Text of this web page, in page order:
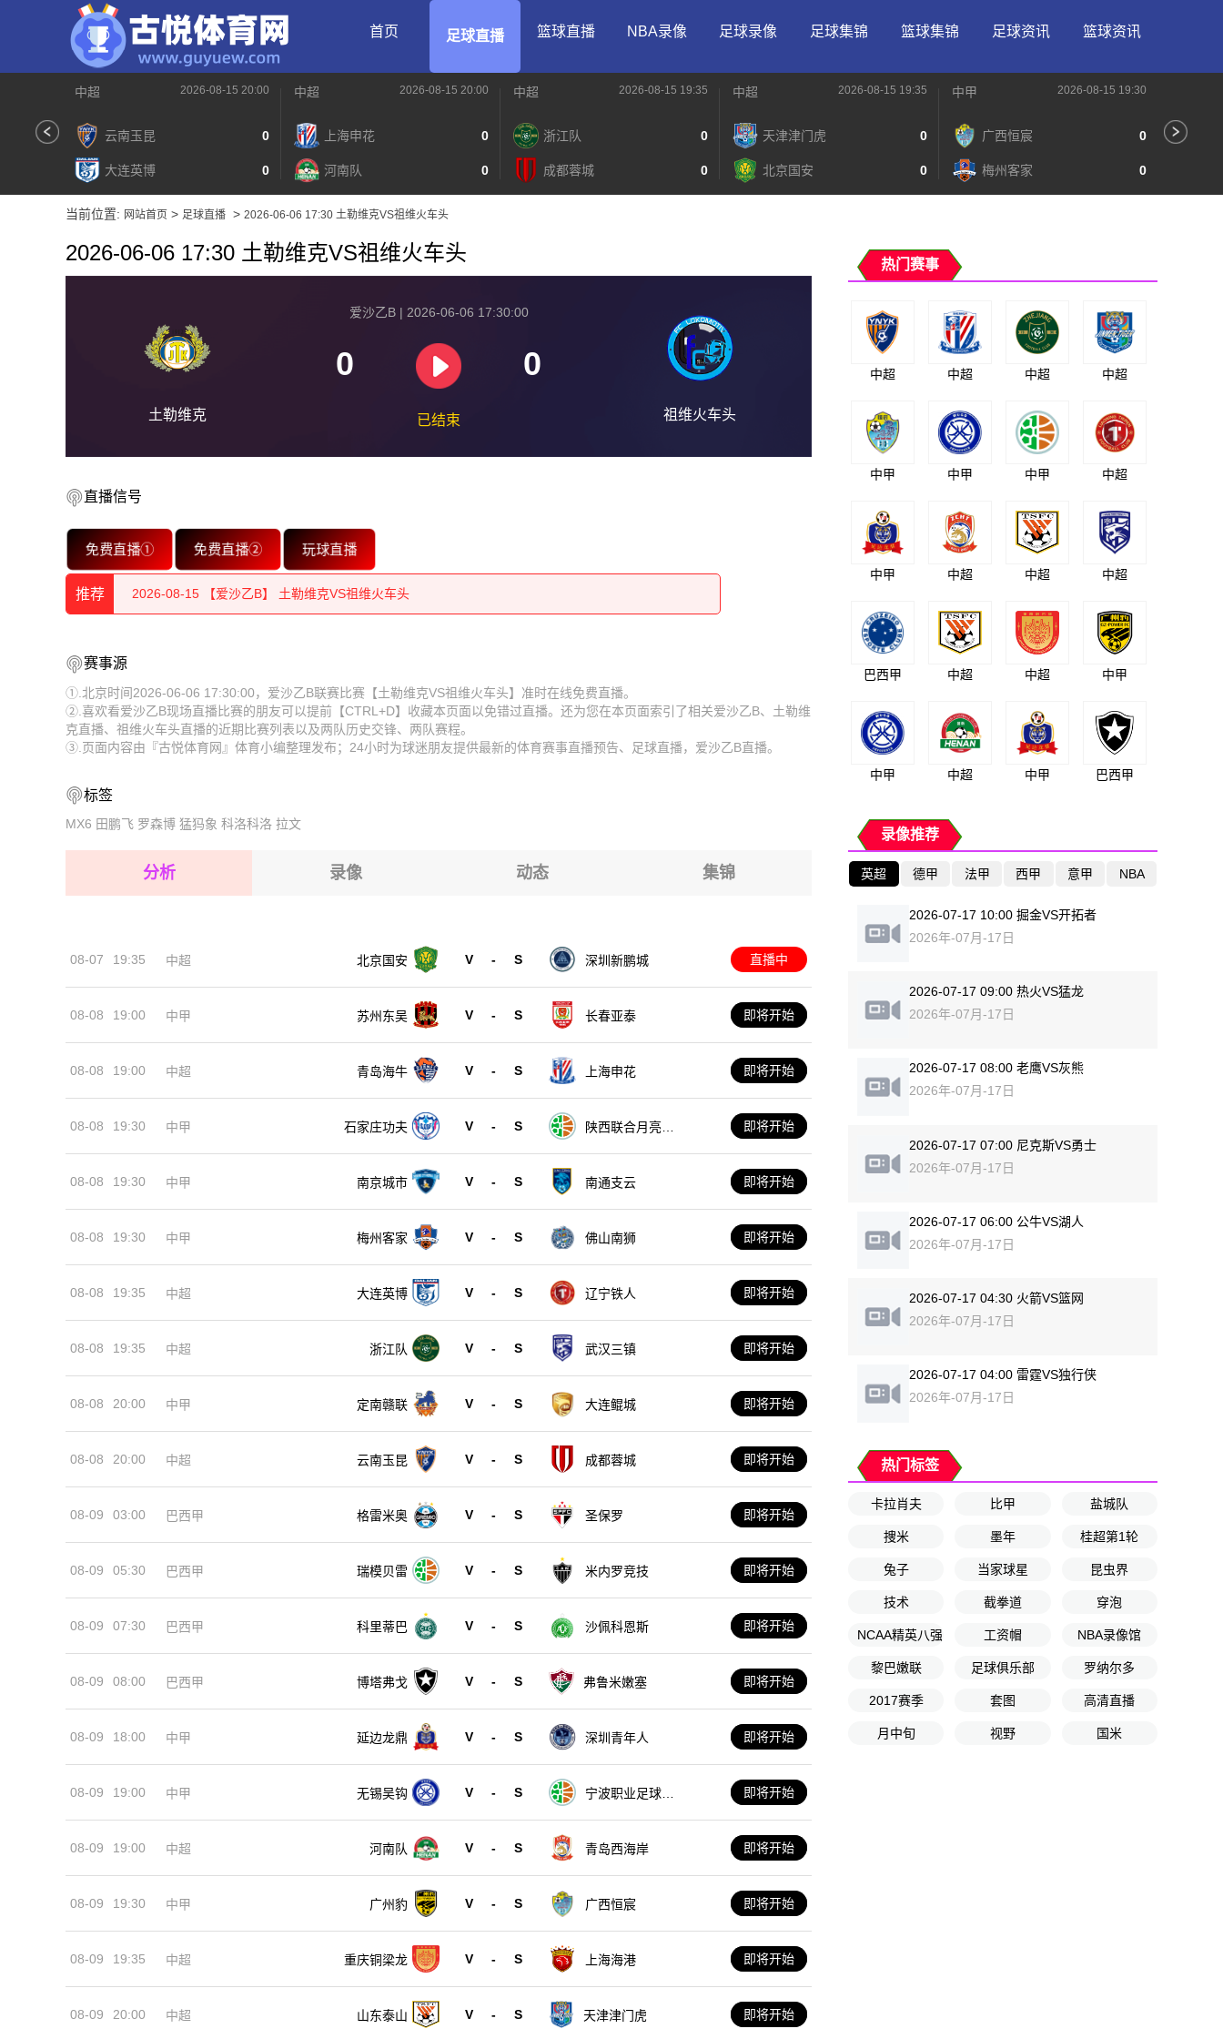
首页 足球直播 篮球直播 NBA录像 足球录像 足球集锦 篮球集锦 足球资讯 篮球资讯
中超 2026-08-15 20:00
云南玉昆 0
大连英博 0
中超 2026-08-15 20:00
上海申花 0
河南队 0
中超 2026-08-15 19:35
浙江队 0
成都蓉城 0
中超 2026-08-15 19:35
天津津门虎 0
北京国安 0
中甲 2026-08-15 19:30
广西恒宸 0
梅州客家 0
当前位置: 网站首页 > 足球直播 > 2026-06-06 17:30 土勒维克VS祖维火车头
2026-06-06 17:30 土勒维克VS祖维火车头
土勒维克
爱沙乙B | 2026-06-06 17:30:00
0 0
已结束 祖维火车头
直播信号
免费直播① 免费直播② 玩球直播
推荐
2026-08-15 【爱沙乙B】 土勒维克VS祖维火车头
2026-08-15 【爱沙乙B】 土勒维克VS祖维火车头
2026-08-15 【爱沙乙B】 土勒维克VS祖维火车头
2026-08-15 【爱沙乙B】 土勒维克VS祖维火车头
2026-08-14 【爱沙乙B】 土勒维克VS祖维火车头
2026-08-15 【爱沙乙B】 土勒维克VS祖维火车头
2026-08-15 【爱沙乙B】 土勒维克VS祖维火车头
2026-08-15 【爱沙乙B】 土勒维克VS祖维火车头
2026-08-15 【爱沙乙B】 土勒维克VS祖维火车头
2026-08-14 【爱沙乙B】 土勒维克VS祖维火车头
赛事源
①.北京时间2026-06-06 17:30:00，爱沙乙B联赛比赛【土勒维克VS祖维火车头】准时在线免费直播。
②.喜欢看爱沙乙B现场直播比赛的朋友可以提前【CTRL+D】收藏本页面以免错过直播。还为您在本页面索引了相关爱沙乙B、土勒维
克直播、祖维火车头直播的近期比赛列表以及两队历史交锋、两队赛程。
③.页面内容由『古悦体育网』体育小编整理发布；24小时为球迷朋友提供最新的体育赛事直播预告、足球直播，爱沙乙B直播。
标签
MX6 田鹏飞 罗森博 猛犸象 科洛科洛 拉文
分析 录像 动态 集锦
08-07 19:35 中超 北京国安 V - S 深圳新鹏城 直播中
08-08 19:00 中甲 苏州东吴 V - S 长春亚泰 即将开始
08-08 19:00 中超 青岛海牛 V - S 上海申花 即将开始
08-08 19:30 中甲 石家庄功夫 V - S
陕西联合月亮泊
即将开始
08-08 19:30 中甲 南京城市 V - S 南通支云 即将开始
08-08 19:30 中甲 梅州客家 V - S 佛山南狮 即将开始
08-08 19:35 中超 大连英博 V - S 辽宁铁人 即将开始
08-08 19:35 中超 浙江队 V - S 武汉三镇 即将开始
08-08 20:00 中甲 定南赣联 V - S 大连鲲城 即将开始
08-08 20:00 中超 云南玉昆 V - S 成都蓉城 即将开始
08-09 03:00 巴西甲 格雷米奥 V - S 圣保罗 即将开始
08-09 05:30 巴西甲 瑞模贝雷 V - S 米内罗竞技 即将开始
08-09 07:30 巴西甲 科里蒂巴 V - S 沙佩科恩斯 即将开始
08-09 08:00 巴西甲 博塔弗戈 V - S 弗鲁米嫩塞 即将开始
08-09 18:00 中甲 延边龙鼎 V - S 深圳青年人 即将开始
08-09 19:00 中甲 无锡吴钩 V - S
宁波职业足球俱
即将开始
08-09 19:00 中超 河南队 V - S 青岛西海岸 即将开始
08-09 19:30 中甲 广州豹 V - S 广西恒宸 即将开始
08-09 19:35 中超 重庆铜梁龙 V - S 上海海港 即将开始
08-09 20:00 中超 山东泰山 V - S 天津津门虎 即将开始
热门赛事
中超 中超 中超 中超
中甲 中甲 中甲 中超
中甲 中超 中超 中超
巴西甲 中超 中超 中甲
中甲 中超 中甲 巴西甲
录像推荐
英超 德甲 法甲 西甲 意甲 NBA
2026-07-17 10:00 掘金VS开拓者
2026年-07月-17日
2026-07-17 09:00 热火VS猛龙
2026年-07月-17日
2026-07-17 08:00 老鹰VS灰熊
2026年-07月-17日
2026-07-17 07:00 尼克斯VS勇士
2026年-07月-17日
2026-07-17 06:00 公牛VS湖人
2026年-07月-17日
2026-07-17 04:30 火箭VS篮网
2026年-07月-17日
2026-07-17 04:00 雷霆VS独行侠
2026年-07月-17日
热门标签
卡拉肖夫 比甲 盐城队
捜米 墨年 桂超第1轮
兔子 当家球星 昆虫界
技术 截拳道 穿泡
NCAA精英八强 工资帽 NBA录像馆
黎巴嫩联 足球俱乐部 罗纳尔多
2017赛季 套图 高清直播
月中旬 视野 国米